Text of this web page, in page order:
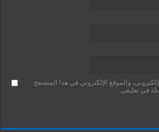
والموقع الإلكتروني في هذا المتصفح
في تعليقي.